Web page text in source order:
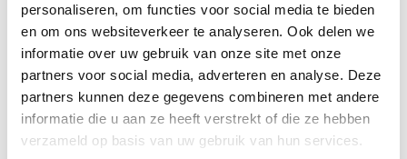
personaliseren, om functies voor social media te bieden
en om ons websiteverkeer te analyseren. Ook delen we
informatie over uw gebruik van onze site met onze
partners voor social media, adverteren en analyse. Deze
partners kunnen deze gegevens combineren met andere
informatie die u aan ze heeft verstrekt of die ze hebben
verzameld op basis van uw gebruik van hun services.
Gerelateerde
producten
-30%